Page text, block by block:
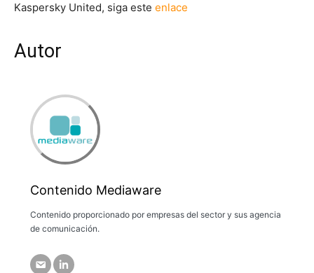
Kaspersky United, siga este enlace
Autor
Contenido Mediaware
Contenido proporcionado por empresas del sector y sus agencia
de comunicación.